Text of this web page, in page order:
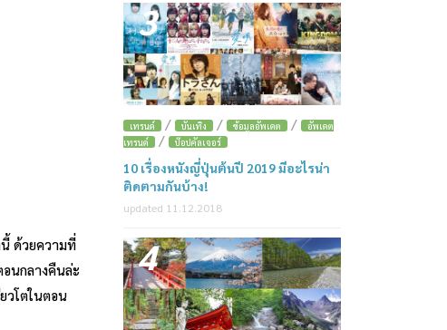
นี้ ด้วยความที่
นกลางคืนล่ะ
วโตในตอน
3
เทรนด์ / บันเทิง / ข้อมูลอัพเดต /
อัพเดต
เทรนด์
/ ป๊อปคัลเจอร์
10 เรื่องหนังญี่ปุ่นต้นปี 2019 มีอะไรน่า
ติดตามกันบ้าง!
updated 11.12.2018
4